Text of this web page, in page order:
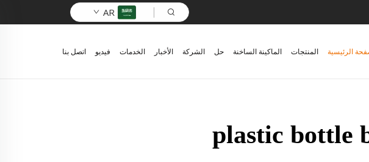
AR
الرئيسية المنتجات الماكينة الساخنة حل الشركة الأخبار الخدمات فيديو اتصل بنا
plastic bottle